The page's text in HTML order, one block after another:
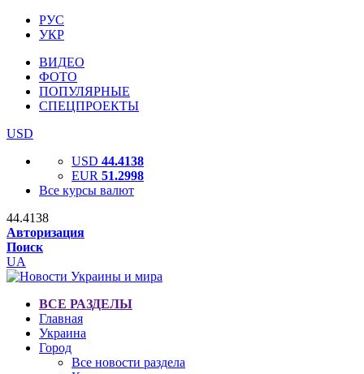
РУС
УКР
ВИДЕО
ФОТО
ПОПУЛЯРНЫЕ
СПЕЦПРОЕКТЫ
USD
USD 44.4138
EUR 51.2998
Все курсы валют
44.4138
Авторизация
Поиск
UA
ВСЕ РАЗДЕЛЫ
Главная
Украина
Город
Все новости раздела